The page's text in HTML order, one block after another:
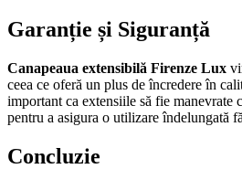
Garanție și Siguranță
Canapeaua extensibilă Firenze Lux
ceea ce oferă un plus de încredere în
important ca extensiile să fie manevrate
pentru a asigura o utilizare îndelungată
Concluzie